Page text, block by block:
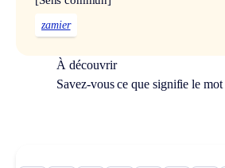
zamier
À découvrir
Savez-vous ce que signifie le mot